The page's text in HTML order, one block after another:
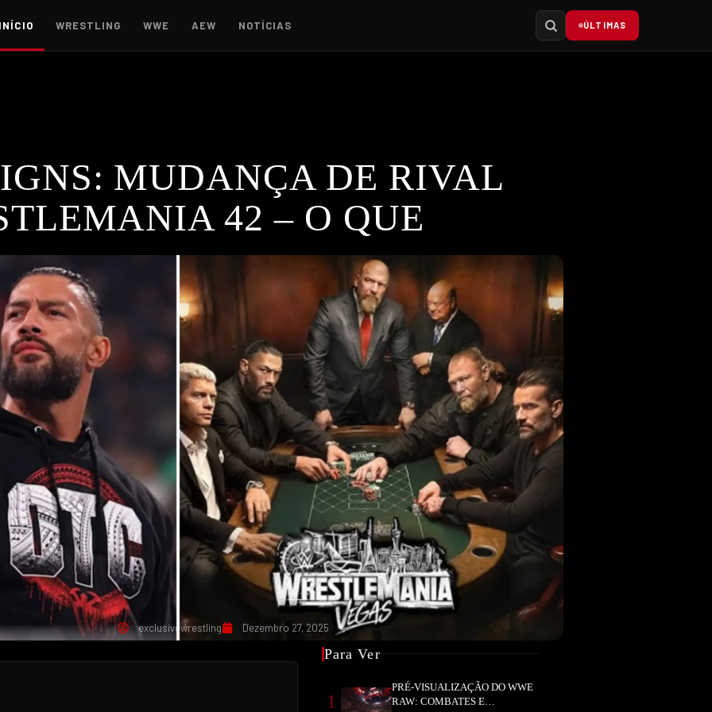
INÍCIO WRESTLING WWE AEW NOTÍCIAS ÚLTIMAS
MUDANÇA DE RIVAL
42 – O QUE
em WrestleMania 42 após a saída de Seth Rollins. Fica a par dos detalhes e implicações
exclusivewrestling Dezembro 27, 2025
Para Ver
1
PRÉ-VISUALIZAÇÃO DO WWE
RAW: COMBATES E